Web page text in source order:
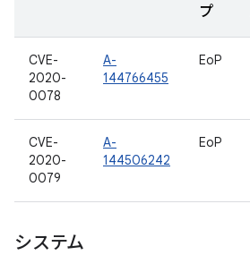
プ
CVE-
2020-
0078
A-
144766455
EoP
CVE-
2020-
0079
A-
144506242
EoP
システム